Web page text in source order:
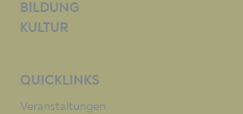
BILDUNG
KULTUR
QUICKLINKS
Veranstaltungen